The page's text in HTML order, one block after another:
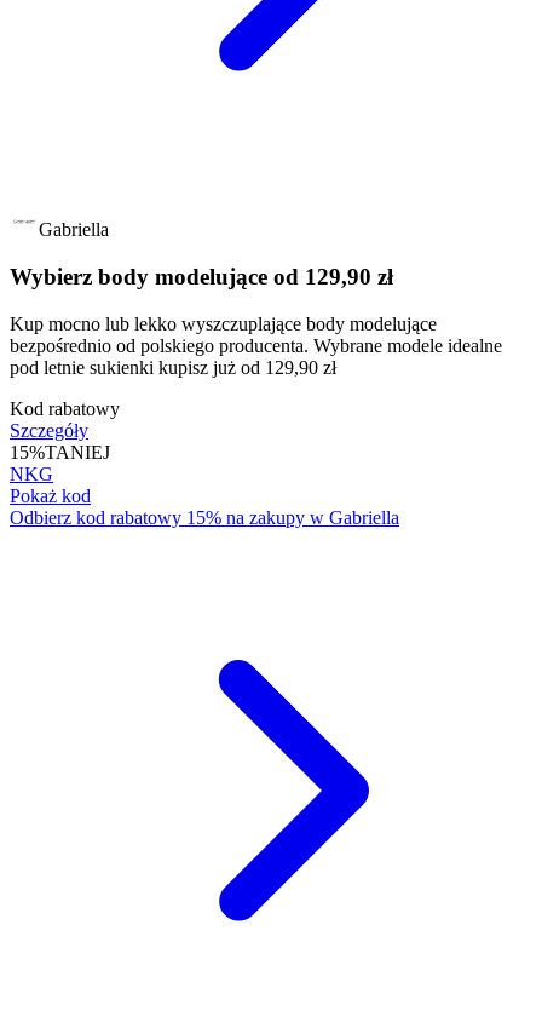
Gabriella
Wybierz body modelujące od 129,90 zł
Kup mocno lub lekko wyszczuplające body modelujące
bezpośrednio od polskiego producenta. Wybrane modele idealne
pod letnie sukienki kupisz już od 129,90 zł
Kod rabatowy
Szczegóły
15%TANIEJ
NKG
Pokaż kod
Odbierz kod rabatowy 15% na zakupy w Gabriella